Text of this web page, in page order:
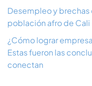
Desempleo y
población afro de Cali
¿Cómo lograr
Estas fueron las
conectan